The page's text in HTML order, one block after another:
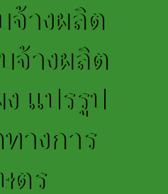
จ้างผลิต
จ้างผลิต
แปรรูป
างการ
ตร